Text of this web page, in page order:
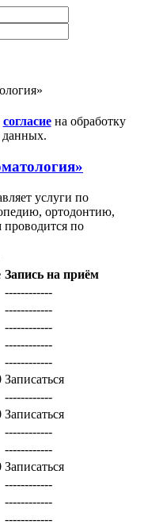
согласиена обработку
данных.
услуги по
ортодонтию,
по
Запись на приём
------------
------------
------------
------------
------------
Записаться
------------
Записаться
------------
------------
Записаться
------------
------------
------------